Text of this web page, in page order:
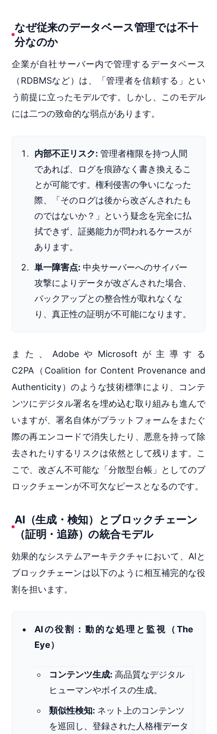
なぜ従来のデータベース管理では不十
分なのか
企業が自社サーバー内で管理するデータベース
（RDBMSなど）は、「管理者を信頼する」とい
う前提に立ったモデルです。しかし、このモデル
には二つの致命的な弱点があります。
内部不正リスク: 管理者権限を持つ人間
であれば、ログを痕跡なく書き換えるこ
とが可能です。権利侵害の争いになった
際、「そのログは後から改ざんされたも
のではないか？」という疑念を完全に払
拭できず、証拠能力が問われるケースが
あります。
単一障害点: 中央サーバーへのサイバー
攻撃によりデータが改ざんされた場合、
バックアップとの整合性が取れなくな
り、真正性の証明が不可能になります。
また、AdobeやMicrosoftが主導する
C2PA（Coalition for Content Provenance and
Authenticity）のような技術標準により、コンテ
ンツにデジタル署名を埋め込む取り組みも進んで
いますが、署名自体がプラットフォームをまたぐ
際の再エンコードで消失したり、悪意を持って除
去されたりするリスクは依然として残ります。こ
こで、改ざん不可能な「分散型台帳」としてのブ
ロックチェーンが不可欠なピースとなるのです。
AI（生成・検知）とブロックチェーン
（証明・追跡）の統合モデル
効果的なシステムアーキテクチャにおいて、AIと
ブロックチェーンは以下のように相互補完的な役
割を担います。
AIの役割：動的な処理と監視（The
Eye）
コンテンツ生成: 高品質なデジタル
ヒューマンやボイスの生成。
類似性検知: ネット上のコンテンツ
を巡回し、登録された人格権データ